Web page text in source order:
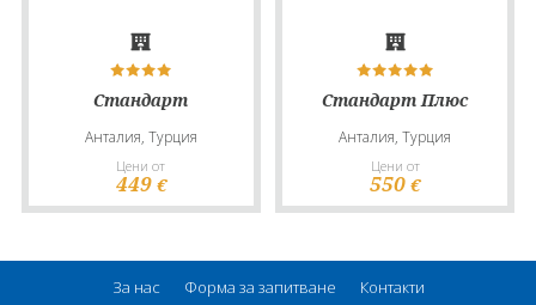
Стандарт
Анталия, Турция
Цени от
449 €
Стандарт Плюс
Анталия, Турция
Цени от
550 €
За нас Форма за запитване
Контакти